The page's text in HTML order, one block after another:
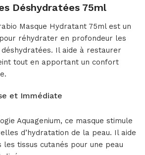
Déshydratées 75ml
Masque Hydratant 75ml est un
réhydrater en profondeur les
Il aide à restaurer
tout en apportant un confort
et Immédiate
Aquagenium, ce masque stimule
d’hydratation de la peau. Il aide
les tissus cutanés pour une peau